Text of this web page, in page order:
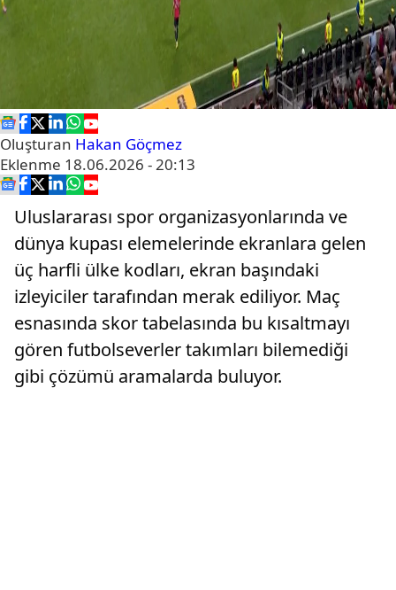
Oluşturan Hakan Göçmez
Eklenme 18.06.2026 - 20:13
Uluslararası spor organizasyonlarında ve
dünya kupası elemelerinde ekranlara gelen
üç harfli ülke kodları, ekran başındaki
izleyiciler tarafından merak ediliyor. Maç
esnasında skor tabelasında bu kısaltmayı
gören futbolseverler takımları bilemediği
gibi çözümü aramalarda buluyor.